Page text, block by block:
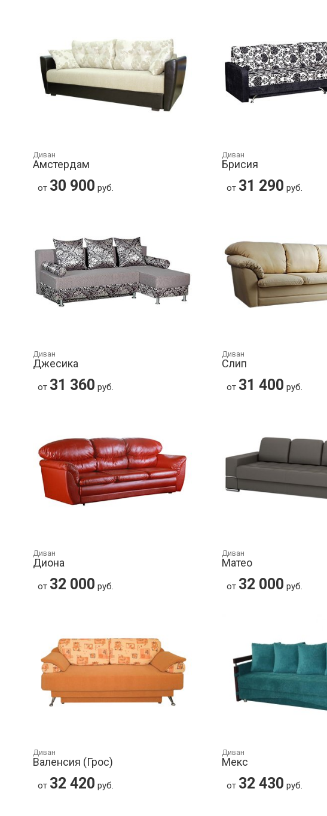
Диван
Амстердам
от 30 900 руб.
Диван
Брисия
от 31 290 руб.
Диван
Джесика
от 31 360 руб.
Диван
Слип
от 31 400 руб.
Диван
Диона
от 32 000 руб.
Диван
Матео
от 32 000 руб.
Диван
Валенсия (Грос)
от 32 420 руб.
Диван
Мекс
от 32 430 руб.